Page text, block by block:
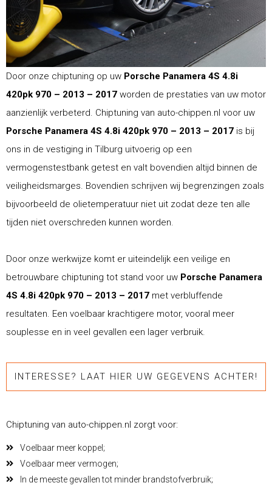
Door onze chiptuning op uw Porsche Panamera 4S 4.8i
420pk 970 – 2013 – 2017 worden de prestaties van uw motor
aanzienlijk verbeterd. Chiptuning van auto-chippen.nl voor uw
Porsche Panamera 4S 4.8i 420pk 970 – 2013 – 2017 is bij
ons in de vestiging in Tilburg uitvoerig op een
vermogenstestbank getest en valt bovendien altijd binnen de
veiligheidsmarges. Bovendien schrijven wij begrenzingen zoals
bijvoorbeeld de olietemperatuur niet uit zodat deze ten alle
tijden niet overschreden kunnen worden.
Door onze werkwijze komt er uiteindelijk een veilige en
betrouwbare chiptuning tot stand voor uw Porsche Panamera
4S 4.8i 420pk 970 – 2013 – 2017 met verbluffende
resultaten. Een voelbaar krachtigere motor, vooral meer
souplesse en in veel gevallen een lager verbruik.
INTERESSE? LAAT HIER UW GEGEVENS ACHTER!
Chiptuning van auto-chippen.nl zorgt voor:
Voelbaar meer koppel;
Voelbaar meer vermogen;
In de meeste gevallen tot minder brandstofverbruik;